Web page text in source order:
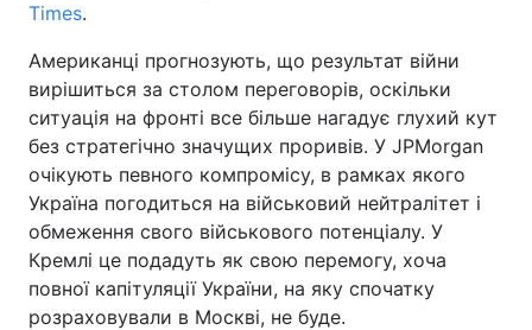
Техно і зв'язок Лайт
Зброя Інциденти
Здоров'я Туризм
Цікавинки Погода
Екологія Регіони
Times.
Американці прогнозують, що результат війни
вирішиться за столом переговорів, оскільки
ситуація на фронті все більше нагадує глухий кут
без стратегічно значущих проривів. У JPMorgan
очікують певного компромісу, в рамках якого
Україна погодиться на військовий нейтралітет і
обмеження свого військового потенціалу. У
Кремлі це подадуть як свою перемогу, хоча
повної капітуляції України, на яку спочатку
розраховували в Москві, не буде.